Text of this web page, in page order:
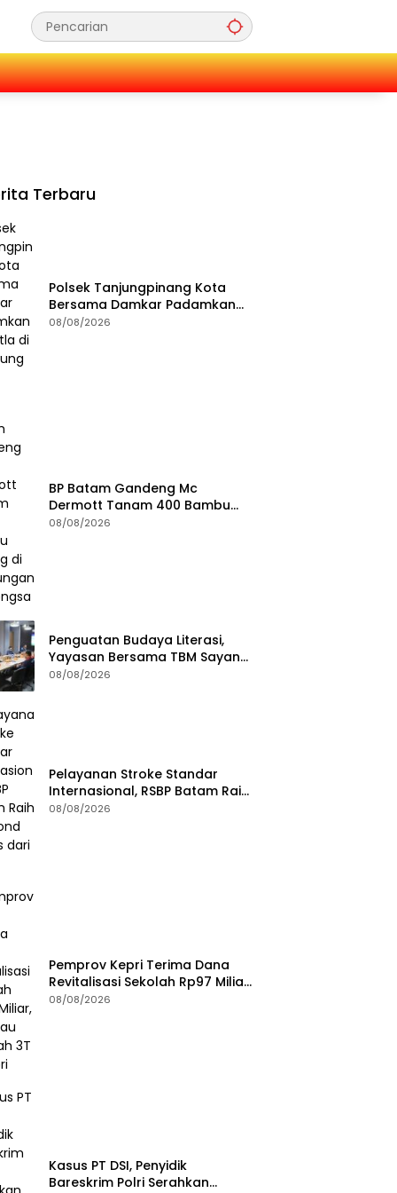
Terbaru
Polsek Tanjungpinang Kota
Bersama Damkar Padamkan
Karhutla di Kampung Bugis
08/08/2026
BP Batam Gandeng Mc
Dermott Tanam 400 Bambu
Betung di Bendungan Sei
08/08/2026
Penguatan Budaya Literasi,
Yayasan Bersama TBM Sayang
Anak Kunjungi BP Batam
08/08/2026
Pelayanan Stroke Standar
Internasional, RSBP Batam Raih
Diamond Status dari WSO
08/08/2026
Pemprov Kepri Terima Dana
Revitalisasi Sekolah Rp97 Miliar,
Jangkau Wilayah 3T di Kepri
08/08/2026
Kasus PT DSI, Penyidik
Bareskrim Polri Serahkan